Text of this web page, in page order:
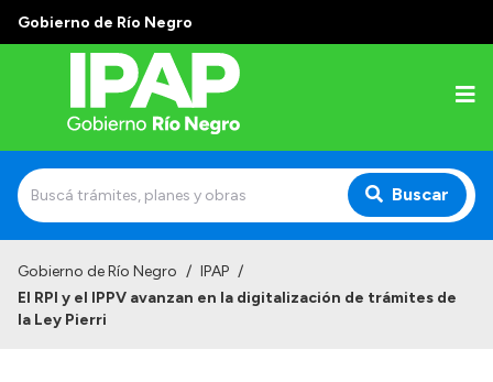
Gobierno de Río Negro
Buscar
Institucional
Gobierno de Río Negro / IPAP /
El RPI y el IPPV avanzan en la digitalización de trámites de
la Ley Pierri